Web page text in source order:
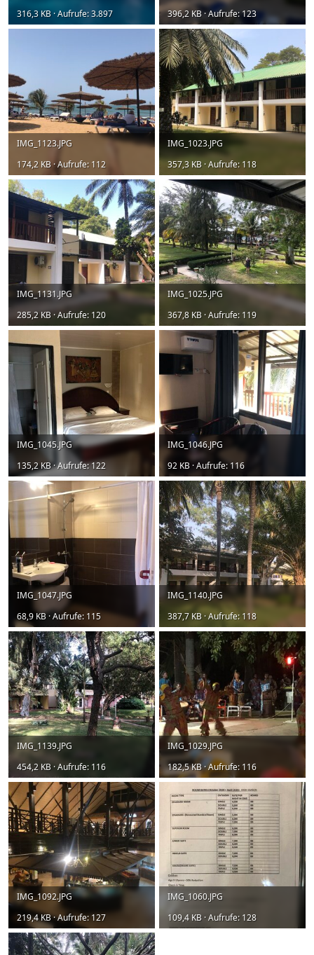
316,3 KB · Aufrufe: 3.897
396,2 KB · Aufrufe: 123
IMG_1123.JPG
174,2 KB · Aufrufe: 112
IMG_1023.JPG
357,3 KB · Aufrufe: 118
IMG_1131.JPG
285,2 KB · Aufrufe: 120
IMG_1025.JPG
367,8 KB · Aufrufe: 119
IMG_1045.JPG
135,2 KB · Aufrufe: 122
IMG_1046.JPG
92 KB · Aufrufe: 116
IMG_1047.JPG
68,9 KB · Aufrufe: 115
IMG_1140.JPG
387,7 KB · Aufrufe: 118
IMG_1139.JPG
454,2 KB · Aufrufe: 116
IMG_1029.JPG
182,5 KB · Aufrufe: 116
IMG_1092.JPG
219,4 KB · Aufrufe: 127
IMG_1060.JPG
109,4 KB · Aufrufe: 128